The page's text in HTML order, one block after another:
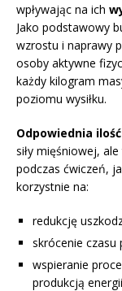
wpływając na ich
Jako podstawowy
wzrostu i naprawy
osoby aktywne
każdy kilogram
poziomu wysiłku.
Odpowiednia
siły mięśniowej,
podczas ćwiczeń,
korzystnie na:
redukcję
skrócenie czasu
wspieranie
produkcją